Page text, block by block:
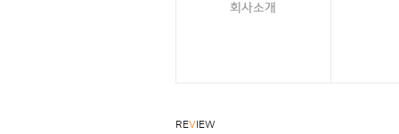
회사소개
REVIEW